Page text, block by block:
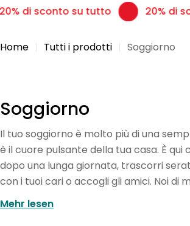
di sconto su tutto 20% di
Home Tutti i prodotti Soggiorno
C
o
l
l
e
z
Soggiorno
Il tuo soggiorno è molto più di una
è il cuore pulsante della tua casa. È qui
dopo una lunga giornata, trascorri
con i tuoi cari o accogli gli amici. Noi di
comprendiamo quanto sia importante
ambiente e ti offriamo una selezione
Mehr lesen